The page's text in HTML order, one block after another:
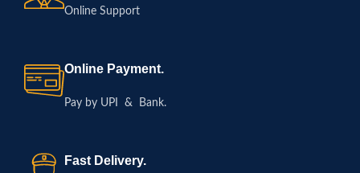
Online Support
Online Payment.
Pay by UPI & Bank.
Fast Delivery.